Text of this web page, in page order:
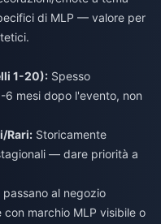
di MLP — valore per
1-20): Spesso
mesi dopo l'evento, non
Rari: Storicamente
— dare priorità a
passano al negozio
marchio MLP visibile o